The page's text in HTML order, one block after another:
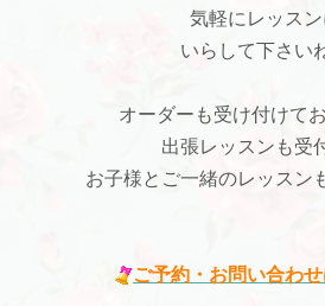
気軽にレッスン
いらして下さい
オーダーも受け付けて
出張レッスンも受
お子様とご一緒のレッスン
ご予約・お問い合わ